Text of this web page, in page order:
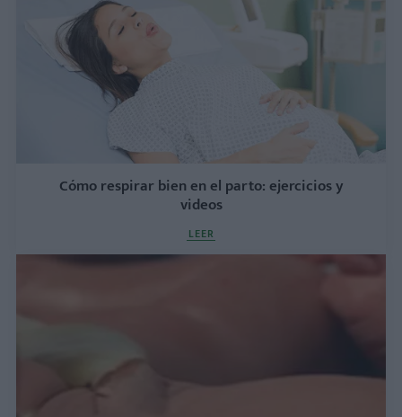
Cómo respirar bien en el parto: ejercicios y
videos
LEER